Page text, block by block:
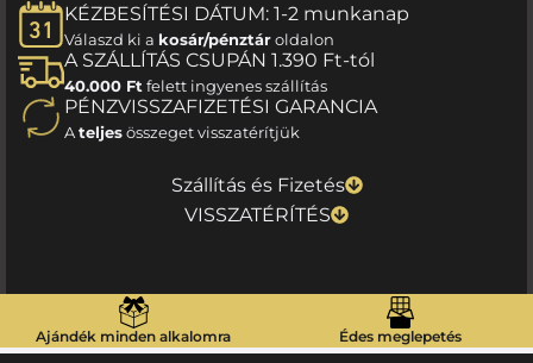
KÉZBESÍTÉSI DÁTUM: 1-2 munkanap
Válaszd ki a kosár/pénztároldalon
A SZÁLLÍTÁS CSUPÁN 1.390 Ft-tól
40.000 Ft felett ingyenes szállítás
PÉNZVISSZAFIZETÉSI GARANCIA
Ateljesösszeget visszatérítjük
Szállítás és Fizetés
VISSZATÉRÍTÉS
Ajándék minden alkalomra Édes meglepetés